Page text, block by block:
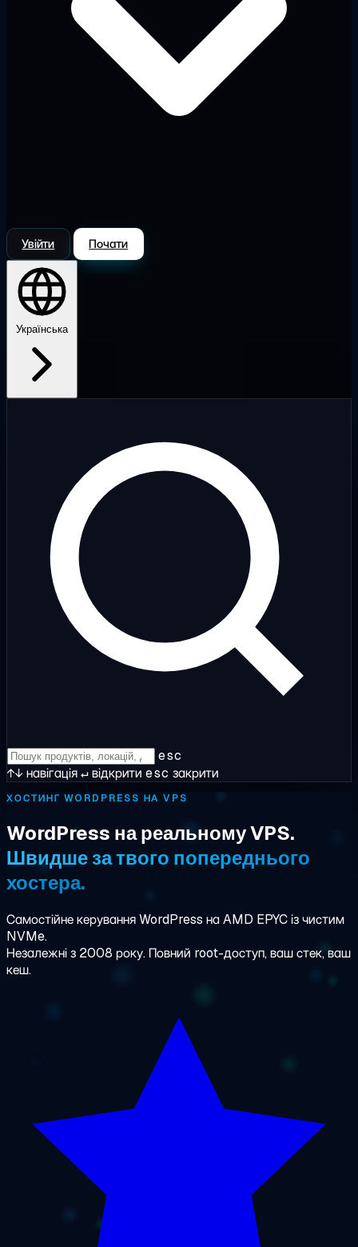
Увійти Почати
Українська
esc
↑↓ навігація↵відкрити esc закрити
ХОСТИНГ WORDPRESS НА VPS
WordPress на реальному VPS.
Швидше за твого попереднього
хостера.
Самостійне керування WordPress на AMD EPYC із чистим
NVMe.
Незалежні з 2008 року. Повний root-доступ, ваш стек, ваш
кеш.